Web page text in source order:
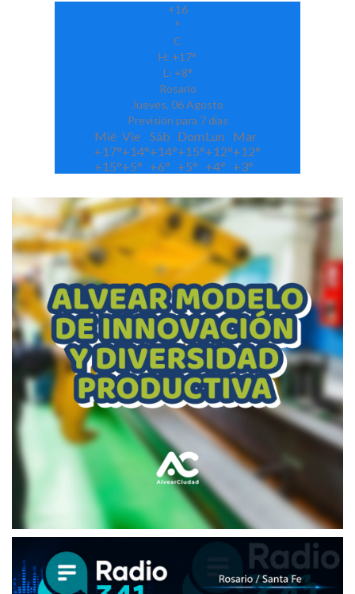
+16
°
C
H: +17°
L: +8°
Rosario
Jueves, 06 Agosto
Previsión para 7 días
Mié Vie Sáb DomLun
Mar
+17°+14°+14°+15°+12°+12°
+15°+5° +6° +5° +4° +3°